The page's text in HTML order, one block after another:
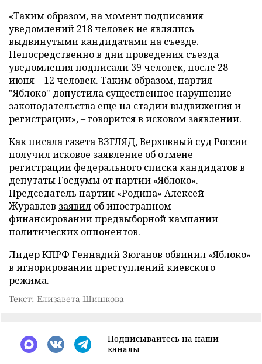
«Таким образом, на момент подписания
уведомлений 218 человек не являлись
выдвинутыми кандидатами на съезде.
Непосредственно в дни проведения съезда
уведомления подписали 39 человек, после 28
июня – 12 человек. Таким образом, партия
"Яблоко" допустила существенное нарушение
законодательства еще на стадии выдвижения и
регистрации», – говорится в исковом заявлении.
Как писала газета ВЗГЛЯД, Верховный суд России
получилисковое заявление об отмене
регистрации федерального списка кандидатов в
депутаты Госдумы от партии «Яблоко».
Председатель партии «Родина» Алексей
Журавлев заявил об иностранном
финансировании предвыборной кампании
политических оппонентов.
Лидер КПРФ Геннадий Зюганов обвинил «Яблоко»
в игнорировании преступлений киевского
режима.
Текст: Елизавета Шишкова
Подписывайтесь на наши
каналы